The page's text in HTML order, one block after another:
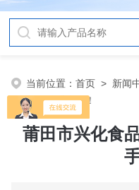
当前位置：首页 > 新闻
公司携手合作！
莆田市兴化食